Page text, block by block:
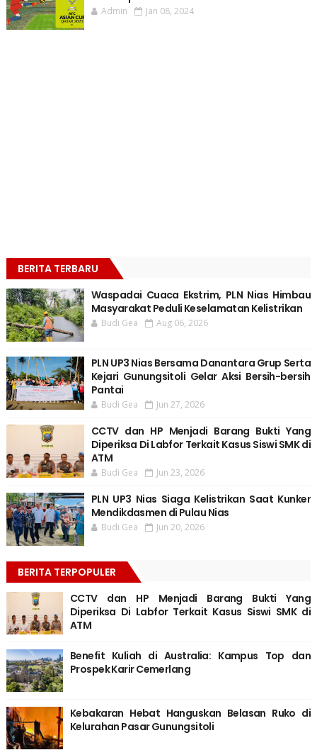
Admin Jan 08, 2024
BERITA TERBARU
Waspadai Cuaca Ekstrim, PLN Nias Himbau
Masyarakat Peduli Keselamatan Kelistrikan
Budi Gea Aug 06, 2026
PLN UP3 Nias Bersama Danantara Grup Serta
Kejari Gunungsitoli Gelar Aksi Bersih-bersih
Pantai
Budi Gea Jun 27, 2026
CCTV dan HP Menjadi Barang Bukti Yang
Diperiksa Di Labfor Terkait Kasus Siswi SMK di
ATM
Budi Gea Jun 23, 2026
PLN UP3 Nias Siaga Kelistrikan Saat Kunker
Mendikdasmen di Pulau Nias
Budi Gea Jun 20, 2026
BERITA TERPOPULER
CCTV dan HP Menjadi Barang Bukti Yang
Diperiksa Di Labfor Terkait Kasus Siswi SMK di
ATM
Benefit Kuliah di Australia: Kampus Top dan
Prospek Karir Cemerlang
Kebakaran Hebat Hanguskan Belasan Ruko di
Kelurahan Pasar Gunungsitoli